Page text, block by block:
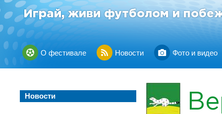
Играй, живи футболом и
О фестивале Новости Фото и видео
Новости